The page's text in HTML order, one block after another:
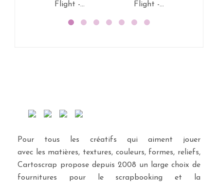
Flight -...
Flight -...
Pour tous les créatifs qui aiment jouer
avec les matières, textures, couleurs, formes, reliefs,
Cartoscrap propose depuis 2008 un large choix de
fournitures pour le scrapbooking et la